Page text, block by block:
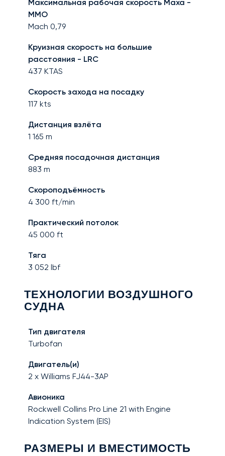
Максимальная рабочая скорость Маха -
MMO
Mach 0,79
Круизная скорость на большие
расстояния - LRC
437 KTAS
Скорость захода на посадку
117 kts
Дистанция взлёта
1 165 m
Средняя посадочная дистанция
883 m
Скороподъёмность
4 300 ft/min
Практический потолок
45 000 ft
Тяга
3 052 lbf
ТЕХНОЛОГИИ ВОЗДУШНОГО
СУДНА
Тип двигателя
Turbofan
Двигатель(и)
2 x Williams FJ44-3AP
Авионика
Rockwell Collins Pro Line 21 with Engine
Indication System (EIS)
РАЗМЕРЫ И ВМЕСТИМОСТЬ